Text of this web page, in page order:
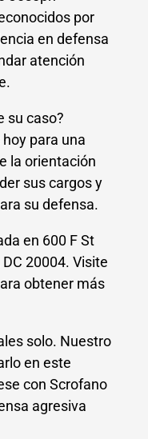
por
en defensa
atención
su caso?
para una
la orientación
sus cargos y
su defensa.
en 600 F St
20004. Visite
obtener más
solo. Nuestro
en este
con Scrofano
agresiva